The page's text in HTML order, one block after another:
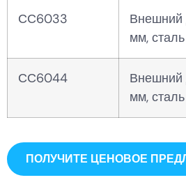
СС6033
Внешний
мм,
СС6044
Внешний
мм,
ПОЛУЧИТЕ ЦЕНОВОЕ